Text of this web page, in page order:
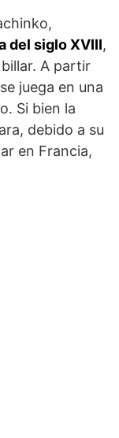
del siglo XVIII,
A partir
juega en una
Si bien la
debido a su
en Francia,